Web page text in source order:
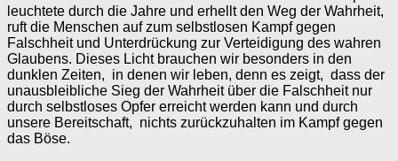
leuchtete durch die Jahre und erhellt den Weg der Wahrheit,
ruft die Menschen auf zum selbstlosen Kampf gegen
Falschheit und Unterdrückung zur Verteidigung des wahren
Glaubens. Dieses Licht brauchen wir besonders in den
dunklen Zeiten, in denen wir leben, denn es zeigt, dass der
unausbleibliche Sieg der Wahrheit über die Falschheit nur
durch selbstloses Opfer erreicht werden kann und durch
unsere Bereitschaft, nichts zurückzuhalten im Kampf gegen
das Böse.